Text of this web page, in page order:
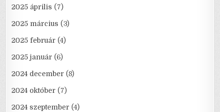
2025 április (7)
2025 március (3)
2025 február (4)
2025 január (6)
2024 december (8)
2024 október (7)
2024 szeptember (4)